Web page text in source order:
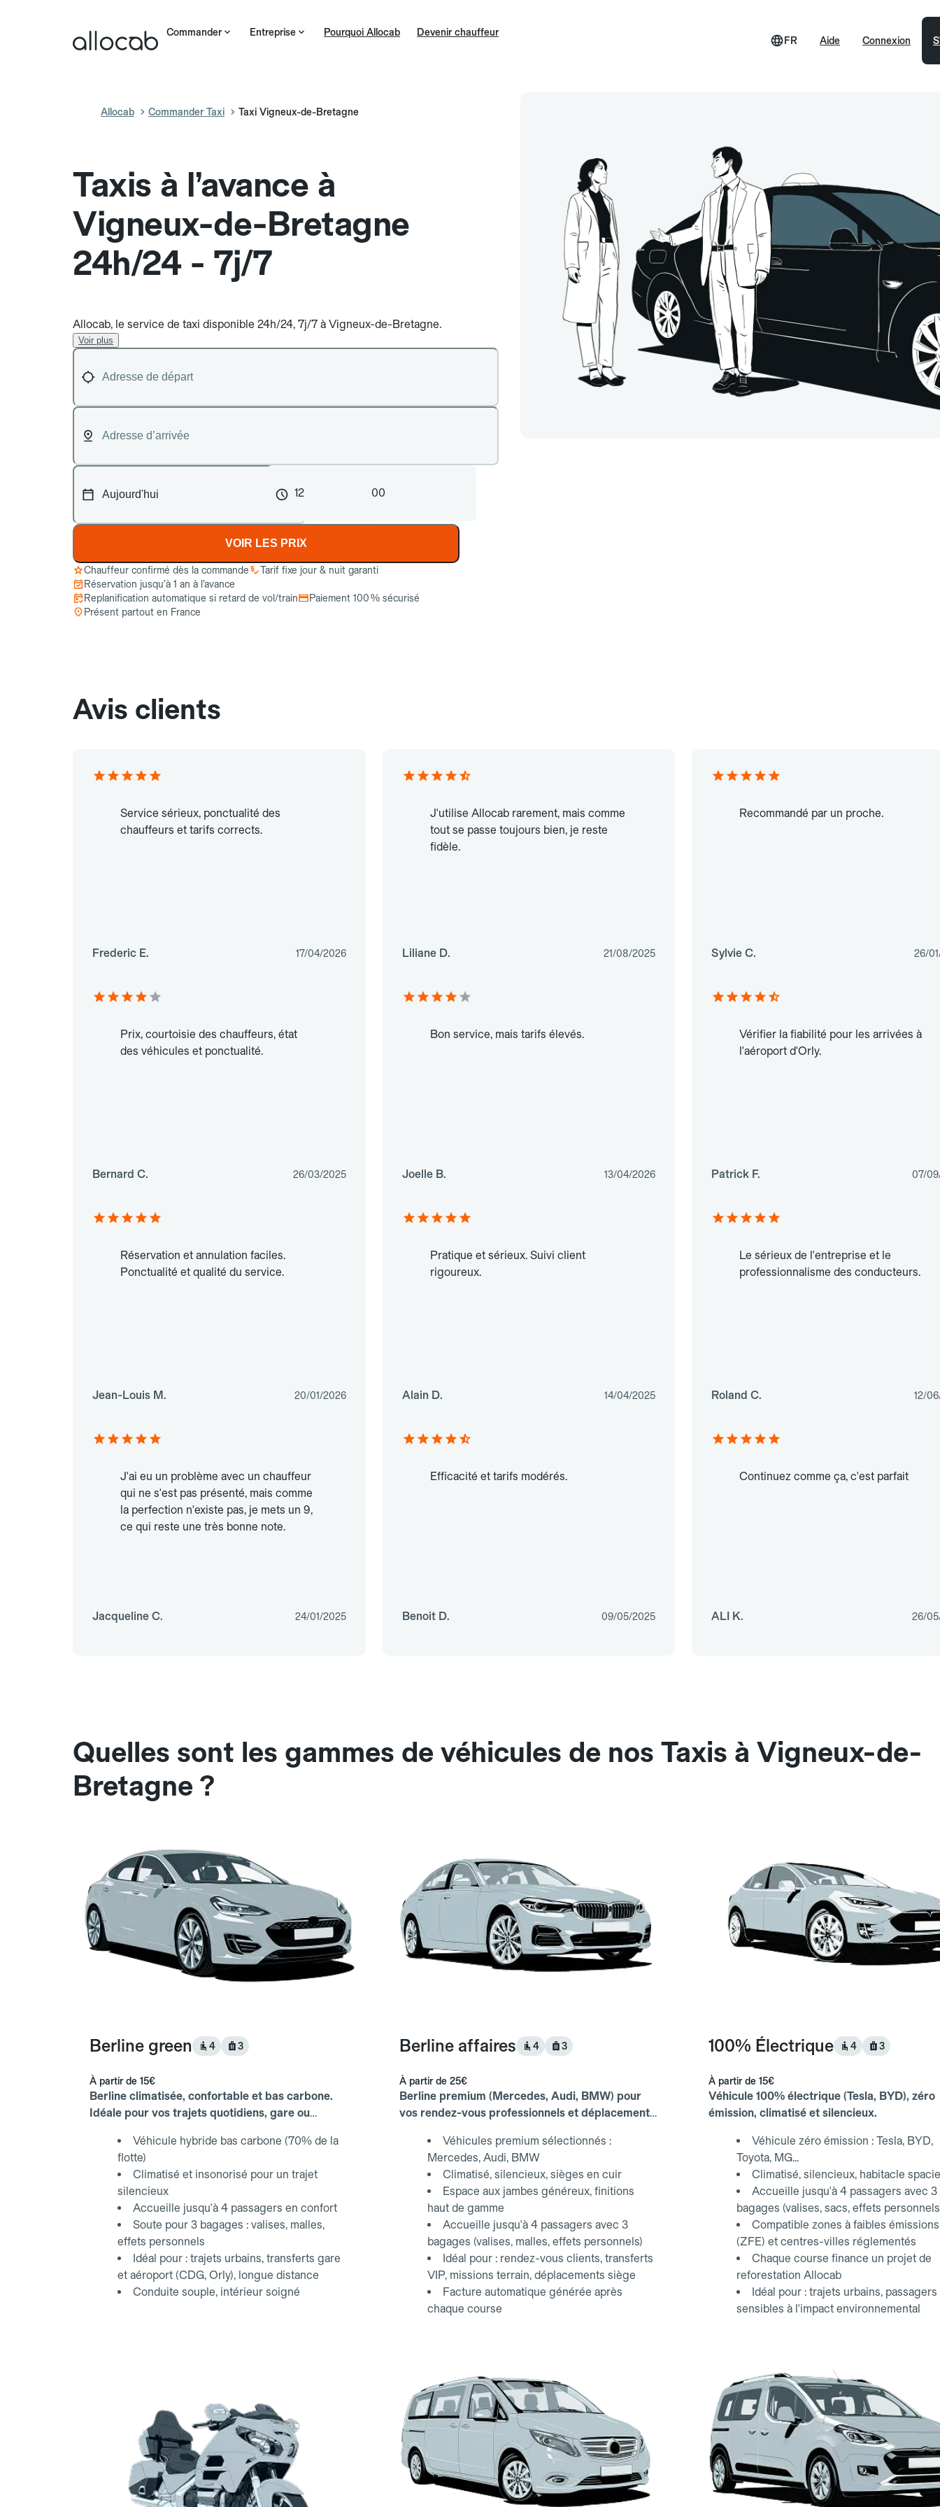
Commander Entreprise Pourquoi Allocab Devenir chauffeur
Aide
FR Connexion
Allocab Commander Taxi Taxi Vigneux-de-Bretagne
Taxis à l’avance à
Vigneux-de-Bretagne
24h/24 - 7j/7
Allocab, le service de taxi disponible 24h/24, 7j/7 à Vigneux-de-Bretagne.
Voir plus
12 00
VOIR LES PRIX
Chauffeur confirmé dès la commande
Tarif fixe jour & nuit garanti
Réservation jusqu’à 1 an à l’avance
Replanification automatique si retard de vol/train
Paiement 100 % sécurisé
Présent partout en France
Avis clients
Service sérieux, ponctualité des
chauffeurs et tarifs corrects.
Frederic E. 17/04/2026
J'utilise Allocab rarement, mais comme
tout se passe toujours bien, je reste
fidèle.
Liliane D. 21/08/2025
Recommandé par un proche.
Sylvie C. 26/
Prix, courtoisie des chauffeurs, état
des véhicules et ponctualité.
Bernard C. 26/03/2025
Bon service, mais tarifs élevés.
Joelle B. 13/04/2026
Vérifier la fiabilité pour les arrivées à
l'aéroport d'Orly.
Patrick F. 07/
Réservation et annulation faciles.
Ponctualité et qualité du service.
Jean-Louis M. 20/01/2026
Pratique et sérieux. Suivi client
rigoureux.
Alain D. 14/04/2025
Le sérieux de l'entreprise et le
professionnalisme des conducteurs.
Roland C. 12/
J'ai eu un problème avec un chauffeur
qui ne s'est pas présenté, mais comme
la perfection n'existe pas, je mets un 9,
ce qui reste une très bonne note.
Jacqueline C. 24/01/2025
Efficacité et tarifs modérés.
Benoit D. 09/05/2025
Continuez comme ça, c'est parfait
ALI K. 26/
Quelles sont les gammes de véhicules de nos Taxis à Vigneux-de-
Bretagne ?
Berline green 4 3
À partir de 15€
Berline climatisée, confortable et bas carbone.
Idéale pour vos trajets quotidiens, gare ou
Véhicule hybride bas carbone (70% de la
flotte)
Climatisé et insonorisé pour un trajet
silencieux
Accueille jusqu'à 4 passagers en confort
Soute pour 3 bagages : valises, malles,
effets personnels
Idéal pour : trajets urbains, transferts gare
et aéroport (CDG, Orly), longue distance
Conduite souple, intérieur soigné
Berline affaires 4 3
À partir de 25€
Berline premium (Mercedes, Audi, BMW) pour
vos rendez-vous professionnels et déplacements
Véhicules premium sélectionnés :
Mercedes, Audi, BMW
Climatisé, silencieux, sièges en cuir
Espace aux jambes généreux, finitions
haut de gamme
Accueille jusqu'à 4 passagers avec 3
bagages (valises, malles, effets personnels)
Idéal pour : rendez-vous clients, transferts
VIP, missions terrain, déplacements siège
Facture automatique générée après
chaque course
100% Électrique 4 3
À partir de 15€
Véhicule 100% électrique (Tesla, BYD), zéro
émission, climatisé et silencieux.
Véhicule zéro émission : Tesla, BYD,
Toyota, MG...
Climatisé, silencieux, habitacle
Accueille jusqu'à 4 passagers avec 3
bagages (valises, sacs, effets
Compatible zones à faibles émissions
(ZFE) et centres-villes réglementés
Chaque course finance un projet de
reforestation Allocab
Idéal pour : trajets urbains, passagers
sensibles à l'impact environnemental